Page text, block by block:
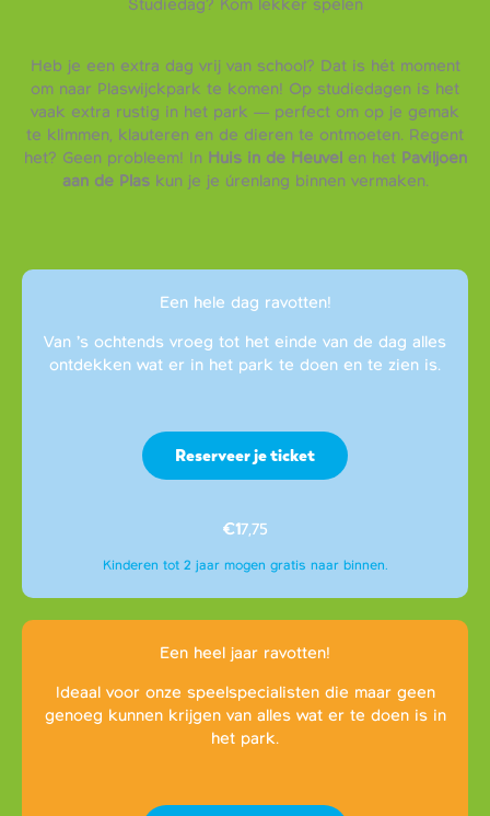
Studiedag? Kom lekker spelen
Heb je een extra dag vrij van school? Dat is hét moment
om naar Plaswijckpark te komen! Op studiedagen is het
vaak extra rustig in het park — perfect om op je gemak
te klimmen, klauteren en de dieren te ontmoeten. Regent
het? Geen probleem! In Huis in de Heuvelen het Paviljoen
aan de Plaskun je je úrenlang binnen vermaken.
Een hele dag ravotten!
Van ’s ochtends vroeg tot het einde van de dag alles
ontdekken wat er in het park te doen en te zien is.
Reserveer je ticket
€17,75
Kinderen tot 2 jaar mogen gratis naar binnen.
Een heel jaar ravotten!
Ideaal voor onze speelspecialisten die maar geen
genoeg kunnen krijgen van alles wat er te doen is in
het park.